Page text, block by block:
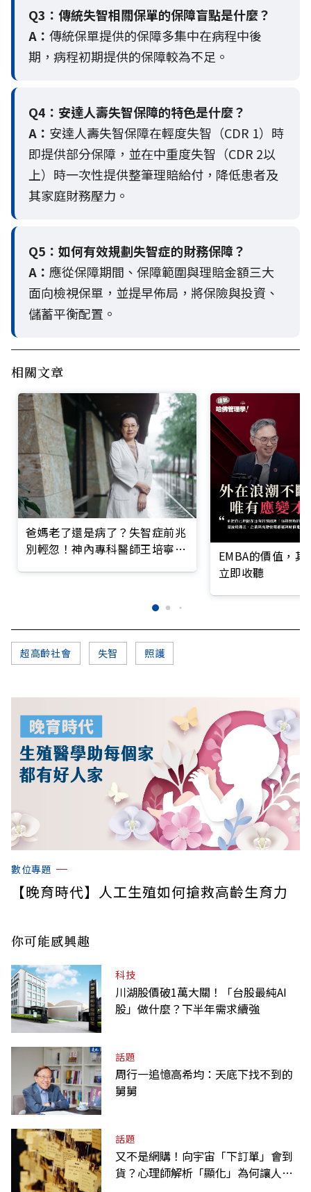
Q3： 傳統失智相關保單的保障盲點是什麼？
A： 傳統保單提供的保障多集中在病程中後
期，病程初期提供的保障較為不足。
Q4： 安達人壽失智保障的特色是什麼？
A： 安達人壽失智保障在輕度失智（CDR 1）時
即提供部分保障，並在中重度失智（CDR 2以
上）時一次性提供整筆理賠給付，降低患者及
其家庭財務壓力。
Q5： 如何有效規劃失智症的財務保障？
A： 應從保障期間、保障範圍與理賠金額三大
面向檢視保單，並提早佈局，將保險與投資、
儲蓄平衡配置。
相關文章
爸媽老了還是病了？失智症前兆
別輕忽！神內專科醫師王培寧呼
EMBA的價值，
立即收聽
超高齡社會 失智 照護
數位專題
【晚育時代】人工生殖如何搶救高齡生育力
你可能感興趣
科技
川湖股價破1萬大關！「台股最純AI
股」做什麼？下半年需求續強
話題
周行一追憶高希均：天底下找不到的
舅舅
話題
又不是網購！向宇宙「下訂單」會到
貨？心理師解析「顯化」為何讓人無